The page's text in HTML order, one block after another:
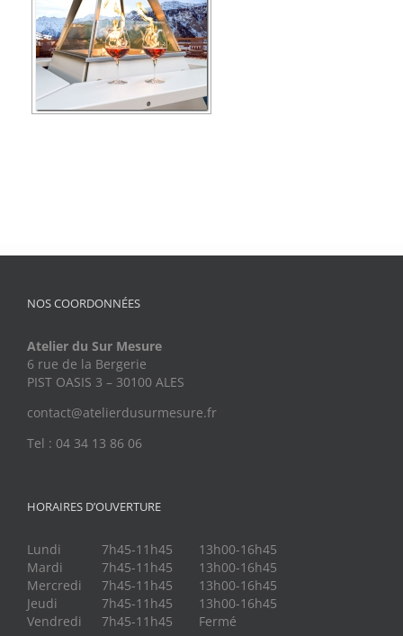
NOS COORDONNÉES
Atelier du Sur Mesure
6 rue de la Bergerie
PIST OASIS 3 – 30100 ALES
contact@atelierdusurmesure.fr
Tel : 04 34 13 86 06
HORAIRES D’OUVERTURE
Lundi 7h45-11h45
13h00-16h45
Mardi
7h45-11h45
13h00-16h45
Mercredi
7h45-11h45
13h00-16h45
Jeudi
7h45-11h45
13h00-16h45
Vendredi
7h45-11h45 Fermé